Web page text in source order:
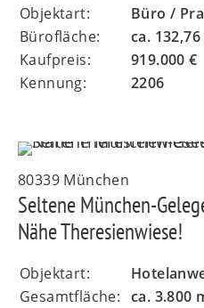
Objektart:
Büro /
Bürofläche:
ca. 132,76
Kaufpreis:
919.000 €
Kennung:
2206
80339 München
Seltene München-
Nähe Theresienwiese!
Objektart:
Gesamtfläche: ca. 3.800